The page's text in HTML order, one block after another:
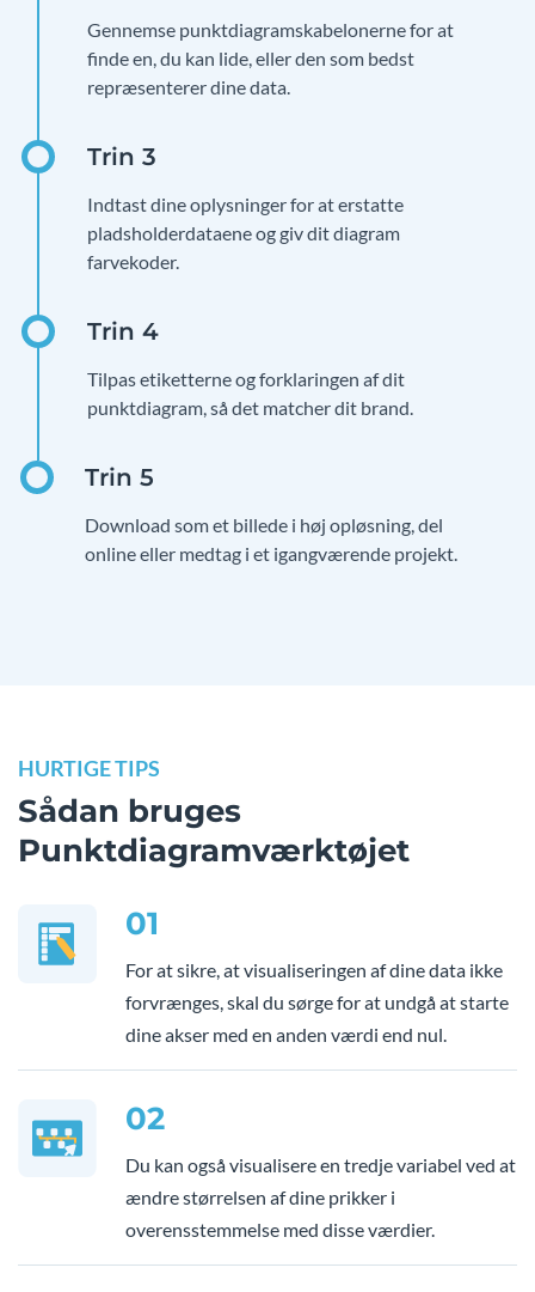
Gennemse punktdiagramskabelonerne for at
finde en, du kan lide, eller den som bedst
repræsenterer dine data.
Indtast dine oplysninger for at erstatte
pladsholderdataene og giv dit diagram
farvekoder.
Tilpas etiketterne og forklaringen af dit
punktdiagram, så det matcher dit brand.
Download som et billede i høj opløsning, del
online eller medtag i et igangværende projekt.
HURTIGE TIPS
Sådan bruges
Punktdiagramværktøjet
01
For at sikre, at visualiseringen af dine data ikke
forvrænges, skal du sørge for at undgå at starte
dine akser med en anden værdi end nul.
02
Du kan også visualisere en tredje variabel ved at
ændre størrelsen af dine prikker i
overensstemmelse med disse værdier.